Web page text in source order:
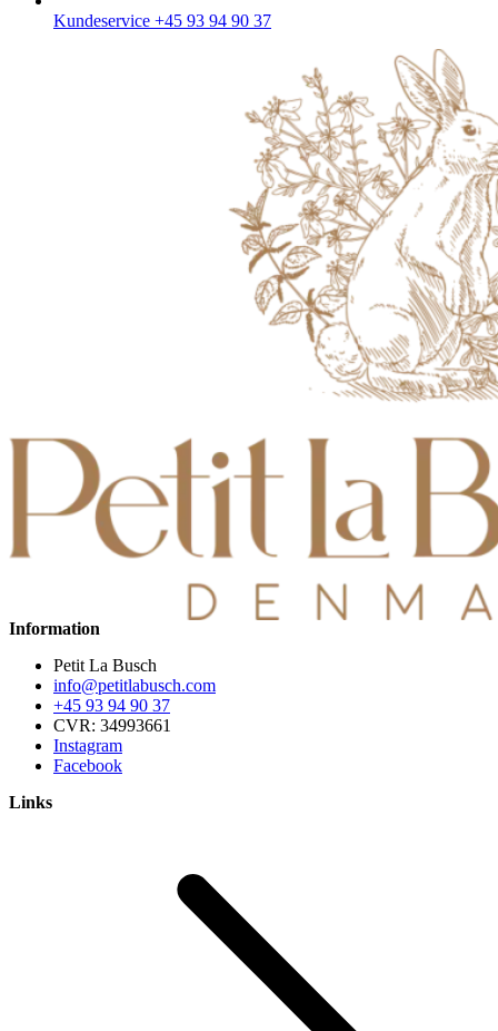
Kundeservice +45 93 94 90 37
Information
Petit La Busch
info@petitlabusch.com
+45 93 94 90 37
CVR: 34993661
Instagram
Facebook
Links